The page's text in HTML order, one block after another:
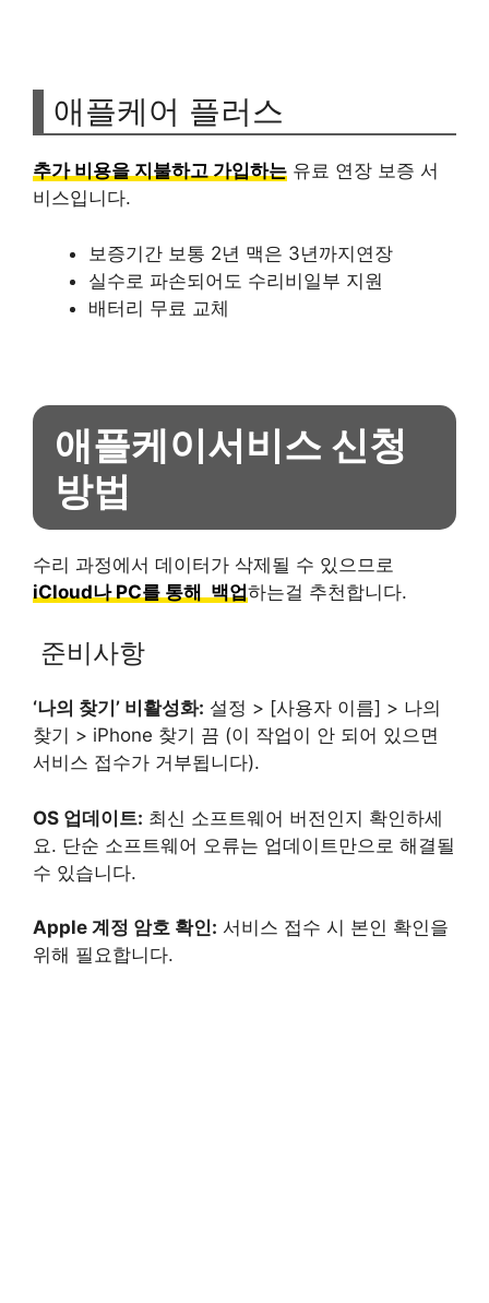
애플케어 플러스
추가 비용을 지불하고 가입하는 유료 연장 보증 서
비스입니다.
보증기간 보통 2년 맥은 3년까지연장
실수로 파손되어도 수리비일부 지원
배터리 무료 교체
애플케이서비스 신청
방법
수리 과정에서 데이터가 삭제될 수 있으므로
iCloud나 PC를 통해 백업하는걸 추천합니다.
준비사항
‘나의 찾기’ 비활성화: 설정 > [사용자 이름] > 나의
찾기 > iPhone 찾기 끔 (이 작업이 안 되어 있으면
서비스 접수가 거부됩니다).
OS 업데이트: 최신 소프트웨어 버전인지 확인하세
요. 단순 소프트웨어 오류는 업데이트만으로 해결될
수 있습니다.
Apple 계정 암호 확인: 서비스 접수 시 본인 확인을
위해 필요합니다.